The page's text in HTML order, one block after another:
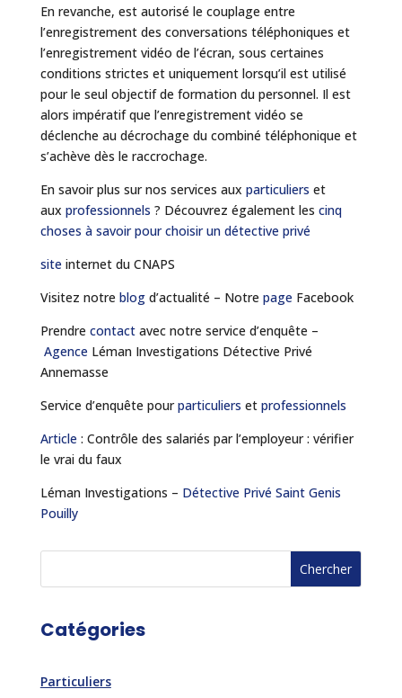
En revanche, est autorisé le couplage entre
l’enregistrement des conversations téléphoniques et
l’enregistrement vidéo de l’écran, sous certaines
conditions strictes et uniquement lorsqu’il est utilisé
pour le seul objectif de formation du personnel. Il est
alors impératif que l’enregistrement vidéo se
déclenche au décrochage du combiné téléphonique et
s’achève dès le raccrochage.
En savoir plus sur nos services aux particuliers et
aux professionnels ? Découvrez également les cinq
choses à savoir pour choisir un détective privé
site internet du CNAPS
Visitez notre blogd’actualité – Notre page Facebook
Prendre contactavec notre service d’enquête –
Agence Léman Investigations Détective Privé
Annemasse
Service d’enquête pourparticuliers et professionnels
Article : Contrôle des salariés par l’employeur : vérifier
le vrai du faux
Léman Investigations – Détective Privé Saint Genis
Pouilly
Catégories
Particuliers